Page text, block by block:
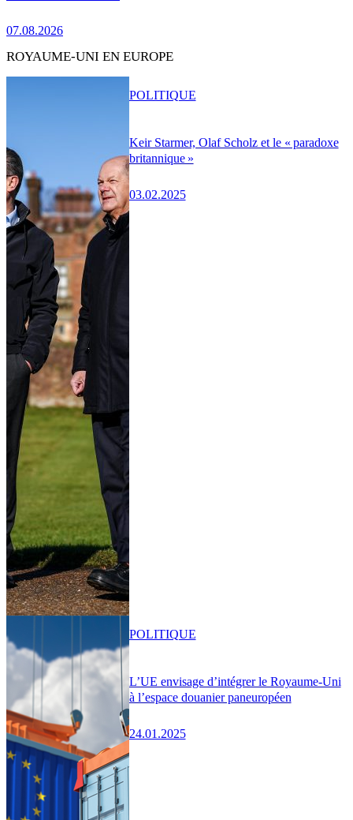
07.08.2026
ROYAUME-UNI EN EUROPE
Keir Starmer, Olaf Scholz et le « paradoxe
britannique »
03.02.2025
POLITIQUE
L’UE envisage d’intégrer le Royaume-Uni
à l’espace douanier paneuropéen
24.01.2025
POLITIQUE